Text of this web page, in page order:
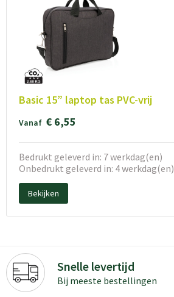
Basic 15” laptop tas PVC-vrij
Vanaf € 6,55
Bedrukt geleverd in: 7 werkdag(en)
Onbedrukt geleverd in: 4 werkdag(en)
Bekijken
Snelle levertijd
Bij meeste bestellingen